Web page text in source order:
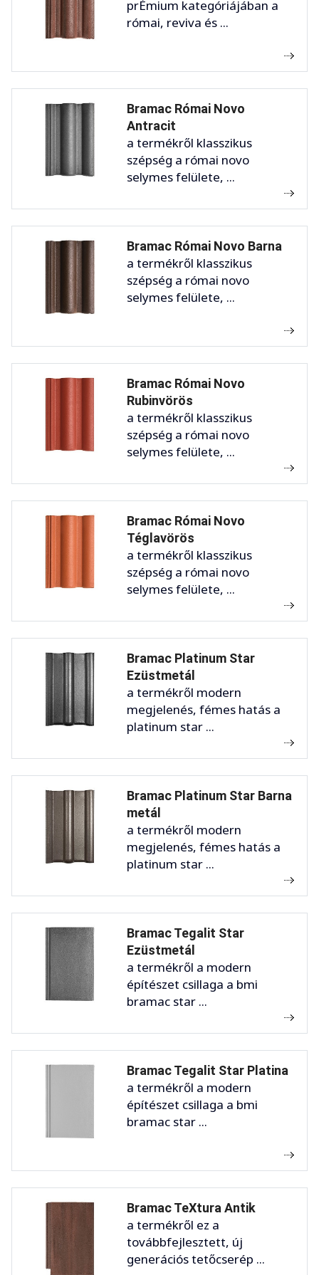
prÉmium kategóriájában a
római, reviva és ...
Bramac Római Novo
Antracit
a termékről klasszikus
szépség a római novo
selymes felülete, ...
Bramac Római Novo Barna
a termékről klasszikus
szépség a római novo
selymes felülete, ...
Bramac Római Novo
Rubinvörös
a termékről klasszikus
szépség a római novo
selymes felülete, ...
Bramac Római Novo
Téglavörös
a termékről klasszikus
szépség a római novo
selymes felülete, ...
Bramac Platinum Star
Ezüstmetál
a termékről modern
megjelenés, fémes hatás a
platinum star ...
Bramac Platinum Star Barna
metál
a termékről modern
megjelenés, fémes hatás a
platinum star ...
Bramac Tegalit Star
Ezüstmetál
a termékről a modern
építészet csillaga a bmi
bramac star ...
Bramac Tegalit Star Platina
a termékről a modern
építészet csillaga a bmi
bramac star ...
Bramac TeXtura Antik
a termékről ez a
továbbfejlesztett, új
generációs tetőcserép ...